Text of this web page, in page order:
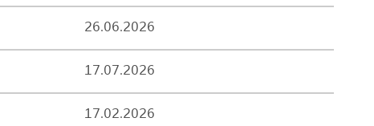
26.06.2026
17.07.2026
17.02.2026